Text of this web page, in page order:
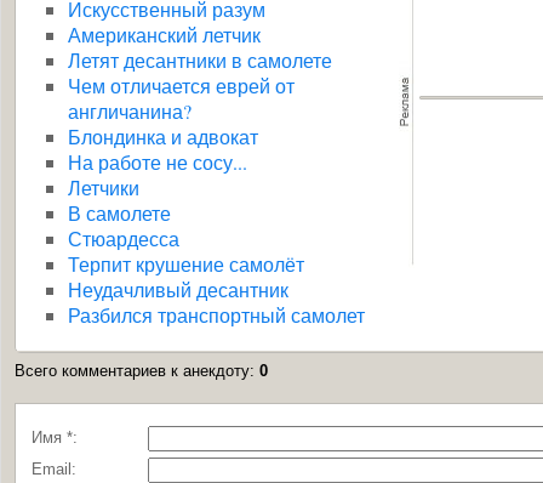
Искусственный разум
Американский летчик
Летят десантники в самолете
Чем отличается еврей от
англичанина?
Блондинка и адвокат
На работе не сосу...
Летчики
В самолете
Стюардесса
Терпит крушение самолёт
Неудачливый десантник
Разбился транспортный самолет
Всего комментариев к анекдоту: 0
Имя *:
Email: